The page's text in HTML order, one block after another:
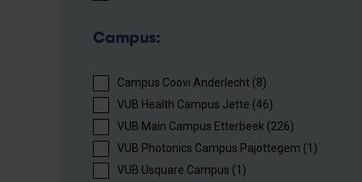
Campus:
Campus Coovi Anderlecht (8)
VUB Health Campus Jette (46)
VUB Main Campus Etterbeek (226)
VUB Photonics Campus Pajottegem (1)
VUB Usquare Campus (1)